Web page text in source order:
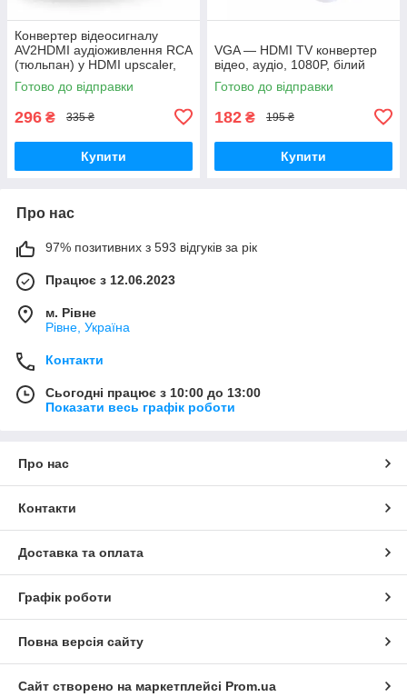
Конвертер відеосигналу
AV2HDMI аудіоживлення RCA
(тюльпан) у HDMI upscaler,
FullHD перетворювач
Готово до відправки
296 ₴ 335 ₴
Купити
VGA — HDMI TV конвертер
відео, аудіо, 1080P, білий
Готово до відправки
182 ₴ 195 ₴
Купити
Про нас
97% позитивних з 593 відгуків за рік
Працює з 12.06.2023
м. Рівне
Рівне, Україна
Контакти
Сьогодні працює з 10:00 до 13:00
Показати весь графік роботи
Про нас
Контакти
Доставка та оплата
Графік роботи
Повна версія сайту
Сайт створено на маркетплейсі Prom.ua